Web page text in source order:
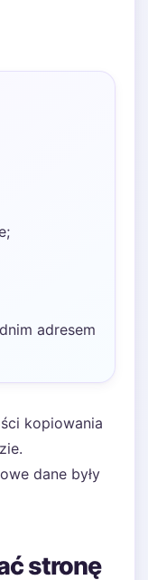
adresem
kopiowania
dane były
stronę